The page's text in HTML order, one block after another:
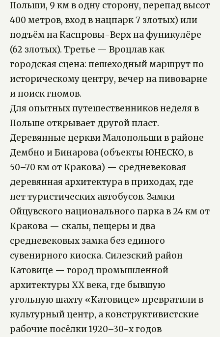
Польши, 9 км в одну сторону, перепад высот
400 метров, вход в нацпарк 7 злотых) или
подъём на Каспровы-Верх на фуникулёре
(62 злотых). Третье — Вроцлав как
городская сцена: пешеходный маршрут по
историческому центру, вечер на пивоварне
и поиск гномов.
Для опытных путешественников неделя в
Польше открывает другой пласт.
Деревянные церкви Малопольши в районе
Дембно и Бинарова (объекты ЮНЕСКО, в
50–70 км от Кракова) — средневековая
деревянная архитектура в приходах, где
нет туристических автобусов. Замки
Ойцувского национального парка в 24 км от
Кракова — скалы, пещеры и два
средневековых замка без единого
сувенирного киоска. Силезский район
Катовице — город промышленной
архитектуры XX века, где бывшую
угольную шахту «Катовице» превратили в
культурный центр, а конструктивистские
рабочие посёлки 1920–30-х годов